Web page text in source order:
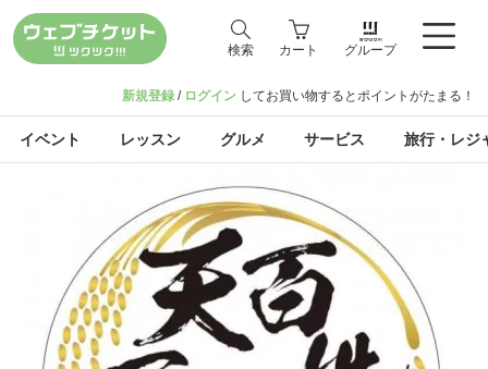
検索 カート グループ
新規登録 / ログイン してお買い物するとポイントがたまる！
イベント レッスン グルメ サービス 旅行・レジ